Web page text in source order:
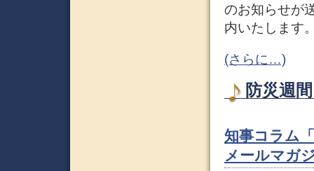
のお知らせが
内いたします
(さらに…)
防災週
知事コラム
メールマガ